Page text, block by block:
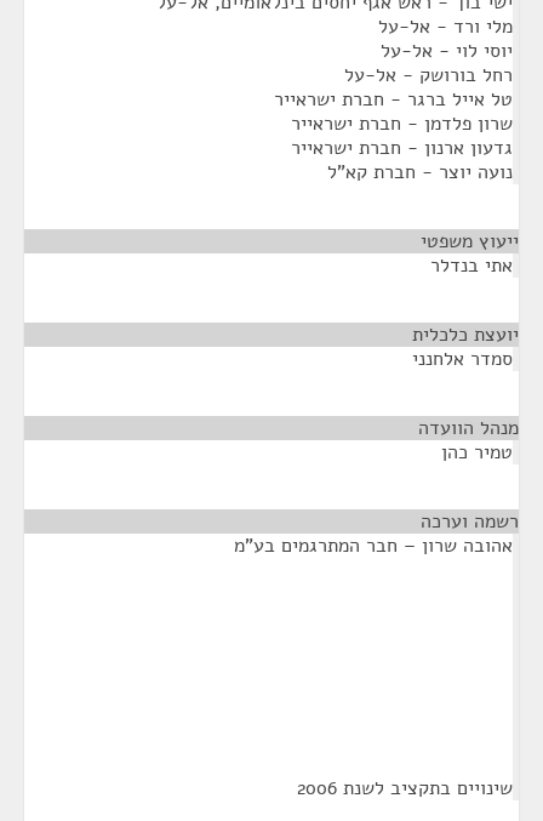
מלי ורד - אל-על
יוסי לוי - אל-על
רחל בורושק - אל-על
טל אייל ברגר - חברת ישראייר
שרון פלדמן - חברת ישראייר
גדעון ארנון - חברת ישראייר
נועה יוצר - חברת קא"ל
ייעוץ משפטי
אתי בנדלר
יועצת כלכלית
סמדר אלחנני
מנהל הוועדה
טמיר כהן
רשמה וערכה
אהובה שרון – חבר המתרגמים בע"מ
שינויים בתקציב לשנת 2006